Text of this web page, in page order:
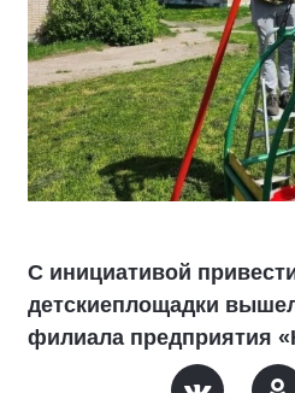
С инициативой
детскиеплощадки
филиала предприятия